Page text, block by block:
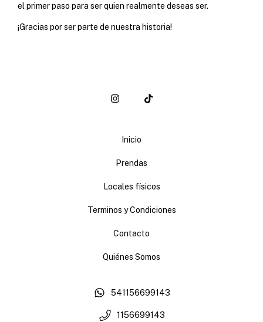
el primer paso para ser quien realmente deseas ser.
¡Gracias por ser parte de nuestra historia!
Inicio
Prendas
Locales físicos
Terminos y Condiciones
Contacto
Quiénes Somos
541156699143
1156699143